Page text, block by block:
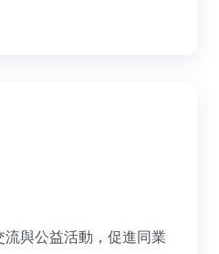
與公益活動，促進同業